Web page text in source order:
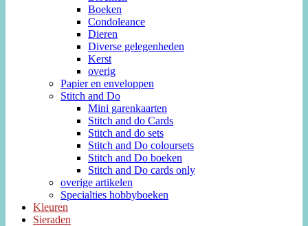
Boeken
Condoleance
Dieren
Diverse gelegenheden
Kerst
overig
Papier en enveloppen
Stitch and Do
Mini garenkaarten
Stitch and do Cards
Stitch and do sets
Stitch and Do coloursets
Stitch and Do boeken
Stitch and Do cards only
overige artikelen
Specialties hobbyboeken
Kleuren
Sieraden